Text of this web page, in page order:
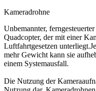
Kameradrohne
Unbemannter,
Quadcopter, der mit einer
Luftfahrtgesetzen
mehr Gewicht kann sie
einem Systemausfall.
Die Nutzung der